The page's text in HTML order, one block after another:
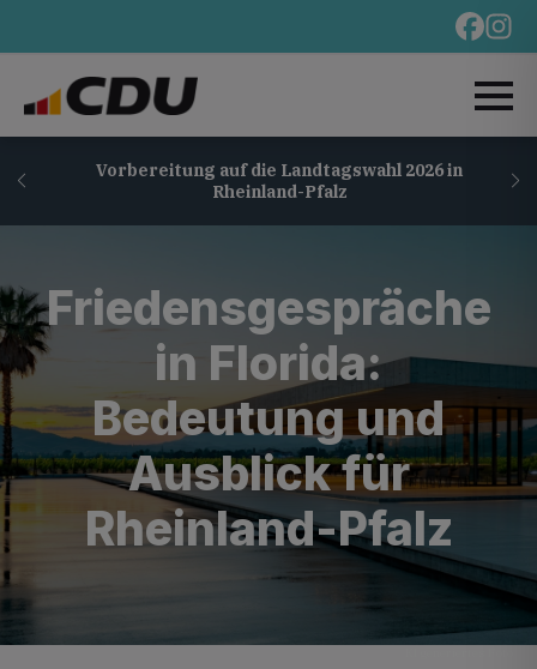
Vorbereitung auf die Landtagswahl 2026 in
Rheinland-Pfalz
Friedensgespräche
in Florida:
Bedeutung und
Ausblick für
Rheinland-Pfalz